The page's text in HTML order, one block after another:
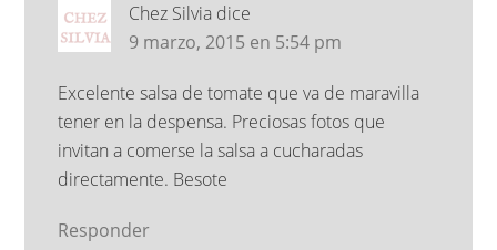
Chez Silvia dice
9 marzo, 2015 en 5:54 pm
Excelente salsa de tomate que va de maravilla
tener en la despensa. Preciosas fotos que
invitan a comerse la salsa a cucharadas
directamente. Besote
Responder